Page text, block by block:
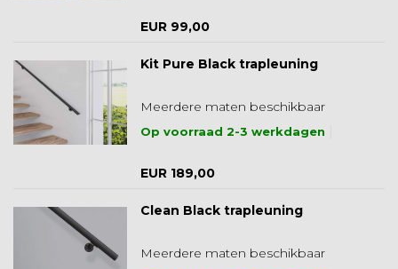
EUR 99,00
Kit Pure Black trapleuning
Meerdere maten beschikbaar
Op voorraad 2-3 werkdagen
EUR 189,00
Clean Black trapleuning
Meerdere maten beschikbaar